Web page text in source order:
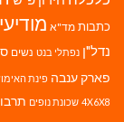
כתבות מד"א
נדל"ן נפתלי בנט נשים
פארק ענבה פינת
4X6X8 שכונת נופים